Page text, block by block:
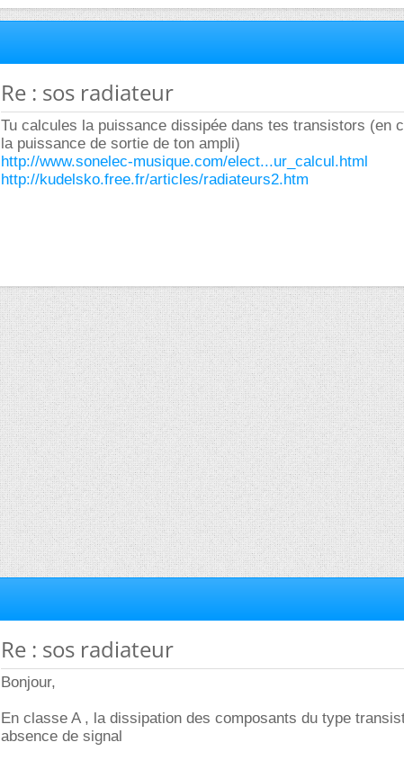
Re : sos radiateur
Tu calcules la puissance dissipée dans tes transistors (en
la puissance de sortie de ton ampli)
http://www.sonelec-musique.com/elect...ur_calcul.html
http://kudelsko.free.fr/articles/radiateurs2.htm
Re : sos radiateur
Bonjour,
En classe A , la dissipation des composants du type
absence de signal